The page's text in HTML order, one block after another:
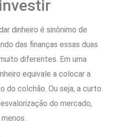
dinheiro é sinônimo de
das finanças essas duas
diferentes. Em uma
equivale a colocar a
do colchão. Ou seja, a curto
do mercado,